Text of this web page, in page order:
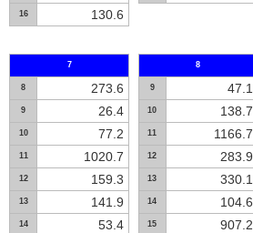
16 130.6
7
8 273.6
9 26.4
10 77.2
11 1020.7
12 159.3
13 141.9
14 53.4
8
9 47.1
10 138.7
11 1166.7
12 283.9
13 330.1
14 104.6
15 907.2